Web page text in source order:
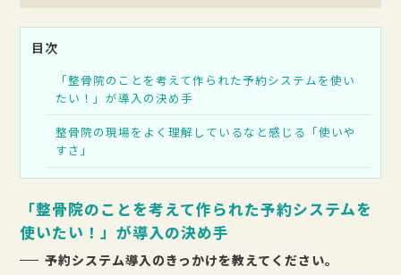
目次
「整骨院のことを考えて作られた予約システムを使い
たい！」が導入の決め手
整骨院の現場をよく理解しているなと感じる「使いや
すさ」
「整骨院のことを考えて作られた予約システムを
使いたい！」が導入の決め手
予約システム導入のきっかけを教えてください。